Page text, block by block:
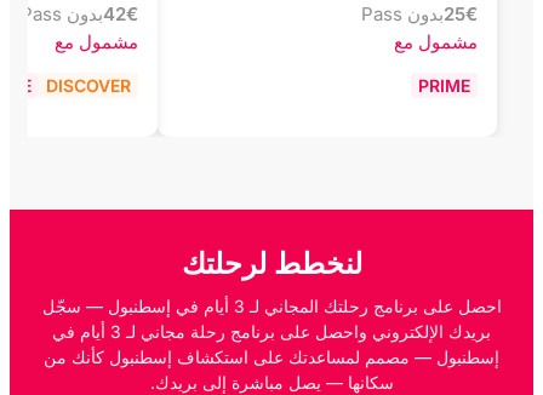
€
25بدون Pass
مشمول مع
PRIME
€
42بدون Pass
مشمول مع
DISCOVER
لنخطط لرحلتك
احصل على برنامج رحلتك المجاني لـ 3 أيام في إسطنبول — سجّل
بريدك الإلكتروني واحصل على برنامج رحلة مجاني لـ 3 أيام في
إسطنبول — مصمم لمساعدتك على استكشاف إسطنبول كأنك من
سكانها — يصل مباشرة إلى بريدك.